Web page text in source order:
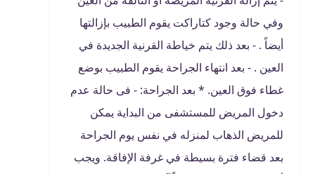
وفي حالة وجود كتاراكت يقوم الطبيب بإزالتها
أيضاً . - بعد ذلك يتم خياطة القرنية الجديدة في
العين . - بعد انتهاء الجراحة يقوم الطبيب بوضع
غطاء فوق العين. * بعد الجراحة: - فى حالة عدم
دخول المريض للمستشفى من البداية يمكن
للمريض الذهاب لمنزله في نفس يوم الجراحة
بعد قضاء فترة بسيطة في غرفة الإفاقة. ويجب